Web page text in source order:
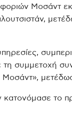
Μοσάντ
συμμετοχή
Μοσάντ»,
κατονόμασε το